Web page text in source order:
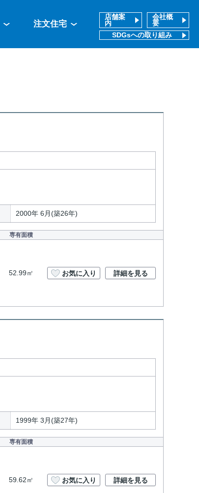
注文住宅
店舗案
内
会社概
要
SDGsへの取り組み
2000年 6月(築26年)
専有面積
52.99㎡ お気に入り 詳細を見る
1999年 3月(築27年)
専有面積
59.62㎡ お気に入り 詳細を見る